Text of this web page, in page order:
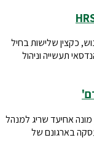
כקצין שלישות בחיל
הנדסאי תעשייה וניהול
לאחר שסיים את שירותו הצבאי, בשנת 1999, מונה אחיעד שריג למנהל
בארגונם של